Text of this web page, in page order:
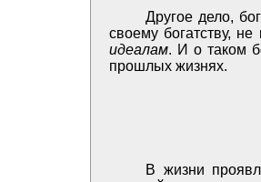
Другое дело,
своему богатству,
идеалам. И о таком
прошлых жизнях.
В жизни